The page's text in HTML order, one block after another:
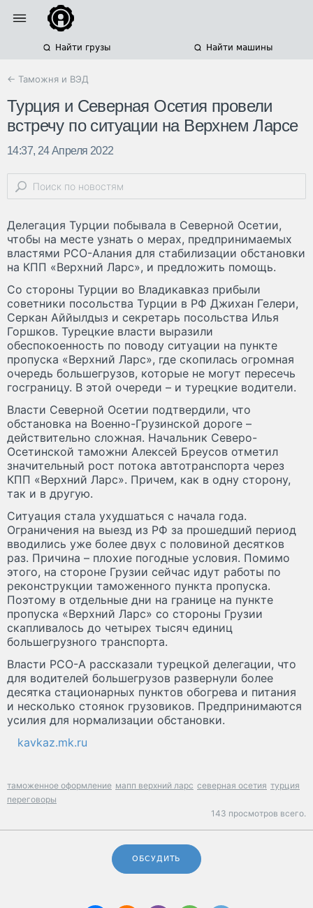
Найти грузы Найти машины
← Таможня и ВЭД
Турция и Северная Осетия провели
встречу по ситуации на Верхнем Ларсе
14:37, 24 Апреля 2022
Делегация Турции побывала в Северной Осетии,
чтобы на месте узнать о мерах, предпринимаемых
властями РСО-Алания для стабилизации обстановки
на КПП «Верхний Ларс», и предложить помощь.
Со стороны Турции во Владикавказ прибыли
советники посольства Турции в РФ Джихан Гелери,
Серкан Аййылдыз и секретарь посольства Илья
Горшков. Турецкие власти выразили
обеспокоенность по поводу ситуации на пункте
пропуска «Верхний Ларс», где скопилась огромная
очередь большегрузов, которые не могут пересечь
госграницу. В этой очереди – и турецкие водители.
Власти Северной Осетии подтвердили, что
обстановка на Военно-Грузинской дороге –
действительно сложная. Начальник Северо-
Осетинской таможни Алексей Бреусов отметил
значительный рост потока автотранспорта через
КПП «Верхний Ларс». Причем, как в одну сторону,
так и в другую.
Ситуация стала ухудшаться с начала года.
Ограничения на выезд из РФ за прошедший период
вводились уже более двух с половиной десятков
раз. Причина – плохие погодные условия. Помимо
этого, на стороне Грузии сейчас идут работы по
реконструкции таможенного пункта пропуска.
Поэтому в отдельные дни на границе на пункте
пропуска «Верхний Ларс» со стороны Грузии
скапливалось до четырех тысяч единиц
большегрузного транспорта.
Власти РСО-А рассказали турецкой делегации, что
для водителей большегрузов развернули более
десятка стационарных пунктов обогрева и питания
и несколько стоянок грузовиков. Предпринимаются
усилия для нормализации обстановки.
kavkaz.mk.ru
таможенное оформление мапп верхний ларс северная осетия турция
переговоры
143 просмотров всего.
ОБСУДИТЬ